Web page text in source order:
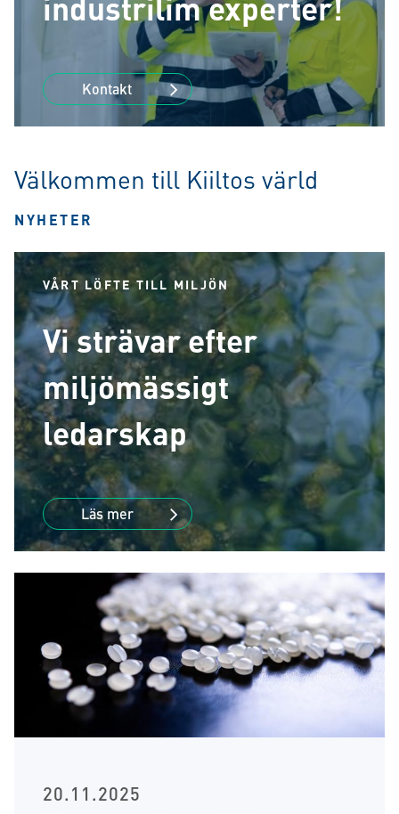
Kontakt
Välkommen till Kiiltos värld
NYHETER
VÅRT LÖFTE TILL MILJÖN
Vi strävar efter
miljömässigt
ledarskap
Läs mer
20.11.2025